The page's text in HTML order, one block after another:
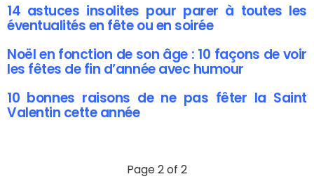
14 astuces insolites pour parer à toutes les
éventualités en fête ou en soirée
Noël en fonction de son âge : 10 façons de voir
les fêtes de fin d’année avec humour
10 bonnes raisons de ne pas fêter la Saint
Valentin cette année
Page 2 of 2